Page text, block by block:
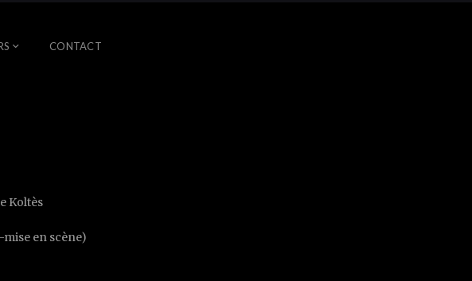
CONTACT
Koltès
en scène)